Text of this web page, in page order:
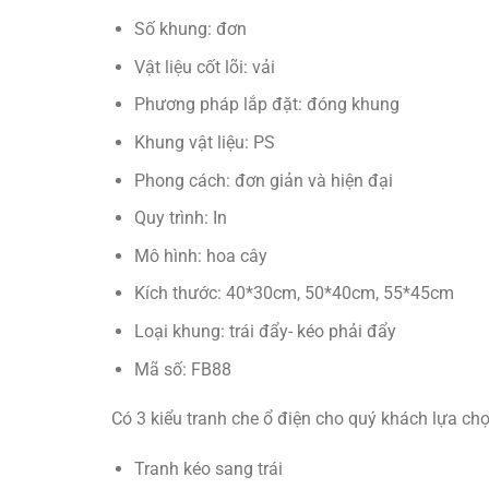
Số khung: đơn
Vật liệu cốt lõi: vải
Phương pháp lắp đặt: đóng khung
Khung vật liệu: PS
Phong cách: đơn giản và hiện đại
Quy trình: In
Mô hình: hoa cây
Kích thước: 40*30cm, 50*40cm, 55*45cm
Loại khung: trái đẩy- kéo phải đẩy
Mã số: FB88
Có 3 kiểu tranh che ổ điện cho quý khách lựa
Tranh kéo sang trái